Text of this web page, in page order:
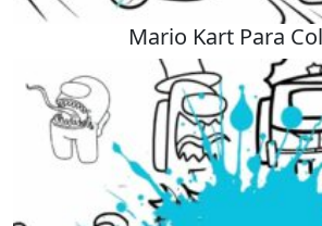
Mario Kart Para